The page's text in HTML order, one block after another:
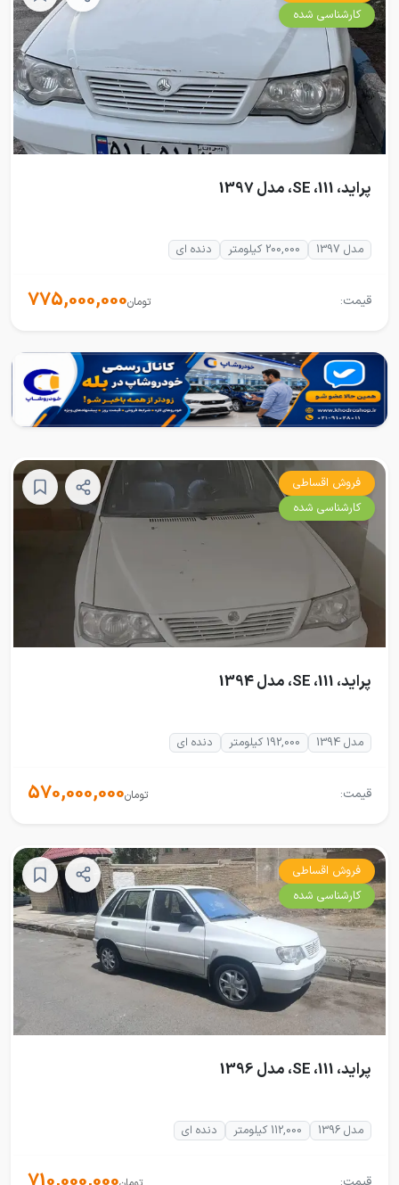
کارشناسی شده
پراید، 111، SE، مدل 1397
مدل 1397 200,000 کیلومتر دنده ای
قیمت: 775,000,000تومان
فروش اقساطی
کارشناسی شده
پراید، 111، SE، مدل 1394
مدل 1394 192,000 کیلومتر دنده ای
قیمت: 570,000,000تومان
فروش اقساطی
کارشناسی شده
پراید، 111، SE، مدل 1396
مدل 1396 112,000 کیلومتر دنده ای